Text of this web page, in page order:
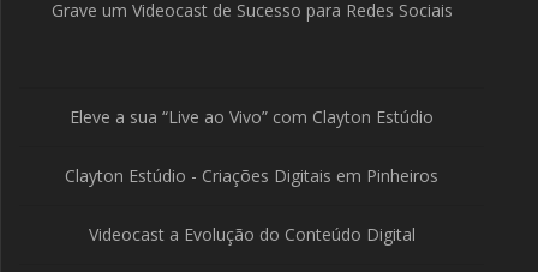
Grave um Videocast de Sucesso para Redes Sociais
Eleve a sua “Live ao Vivo” com Clayton Estúdio
Clayton Estúdio - Criações Digitais em Pinheiros
Videocast a Evolução do Conteúdo Digital